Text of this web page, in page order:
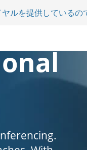
ルを提供しているの